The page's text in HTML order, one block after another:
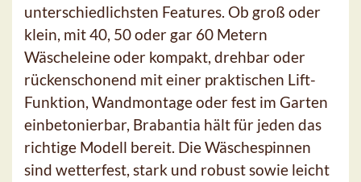
unterschiedlichsten Features. Ob groß oder
klein, mit 40, 50 oder gar 60 Metern
Wäscheleine oder kompakt, drehbar oder
rückenschonend mit einer praktischen Lift-
Funktion, Wandmontage oder fest im Garten
einbetonierbar, Brabantia hält für jeden das
richtige Modell bereit. Die Wäschespinnen
sind wetterfest, stark und robust sowie leicht